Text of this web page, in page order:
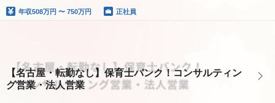
年収508万円 〜 750万円 正社員
【名古屋・転勤なし】保育士バンク！コンサルティン
グ営業・法人営業